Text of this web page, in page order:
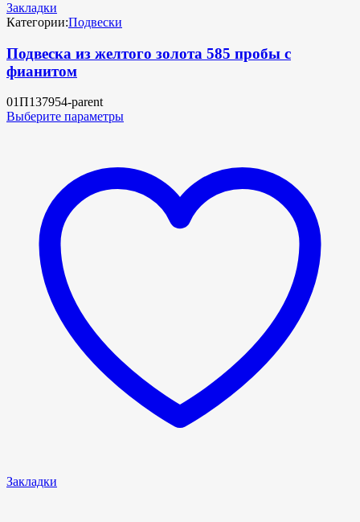
Закладки
Категории:Подвески
Подвеска из желтого золота 585 пробы с
фианитом
01П137954-parent
Выберите параметры
Закладки